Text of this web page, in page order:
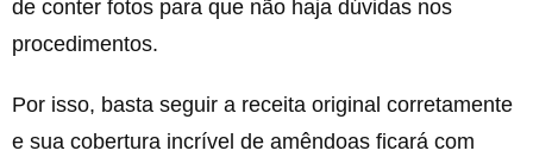
de conter fotos para que não haja dúvidas nos
procedimentos.
Por isso, basta seguir a receita original corretamente
e sua cobertura incrível de amêndoas ficará com